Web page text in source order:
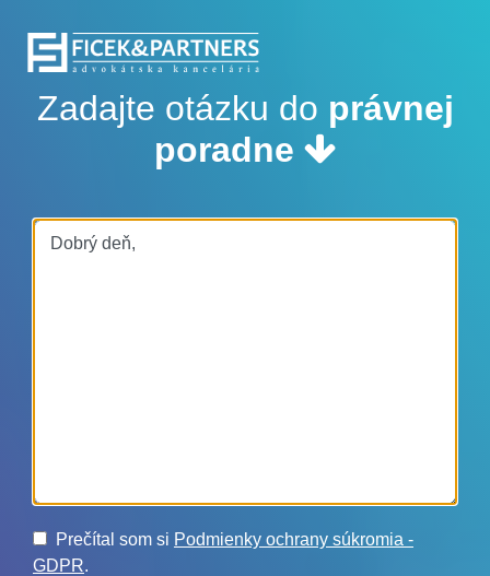
Zadajte otázku do právnej
poradne
Prečítal som si Podmienky ochrany súkromia -
GDPR.